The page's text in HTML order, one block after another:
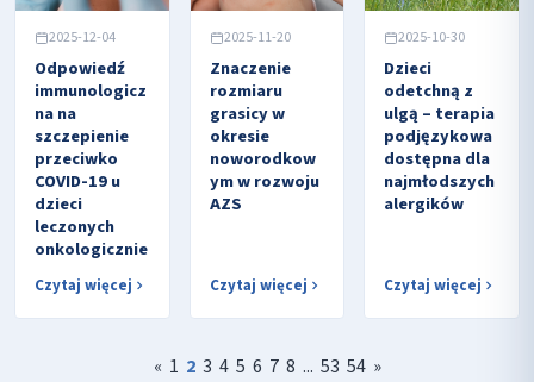
2025-12-04
Odpowiedź
immunologicz
na na
szczepienie
przeciwko
COVID-19 u
dzieci
leczonych
onkologicznie
Czytaj więcej
2025-11-20
Znaczenie
rozmiaru
grasicy w
okresie
noworodkow
ym w rozwoju
AZS
Czytaj więcej
2025-10-30
Dzieci
odetchną z
ulgą – terapia
podjęzykowa
dostępna dla
najmłodszych
alergików
Czytaj więcej
« 1 2 3 4 5 6 7 8 ... 53 54 »